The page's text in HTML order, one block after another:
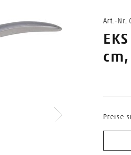
Art.-Nr.
Preise